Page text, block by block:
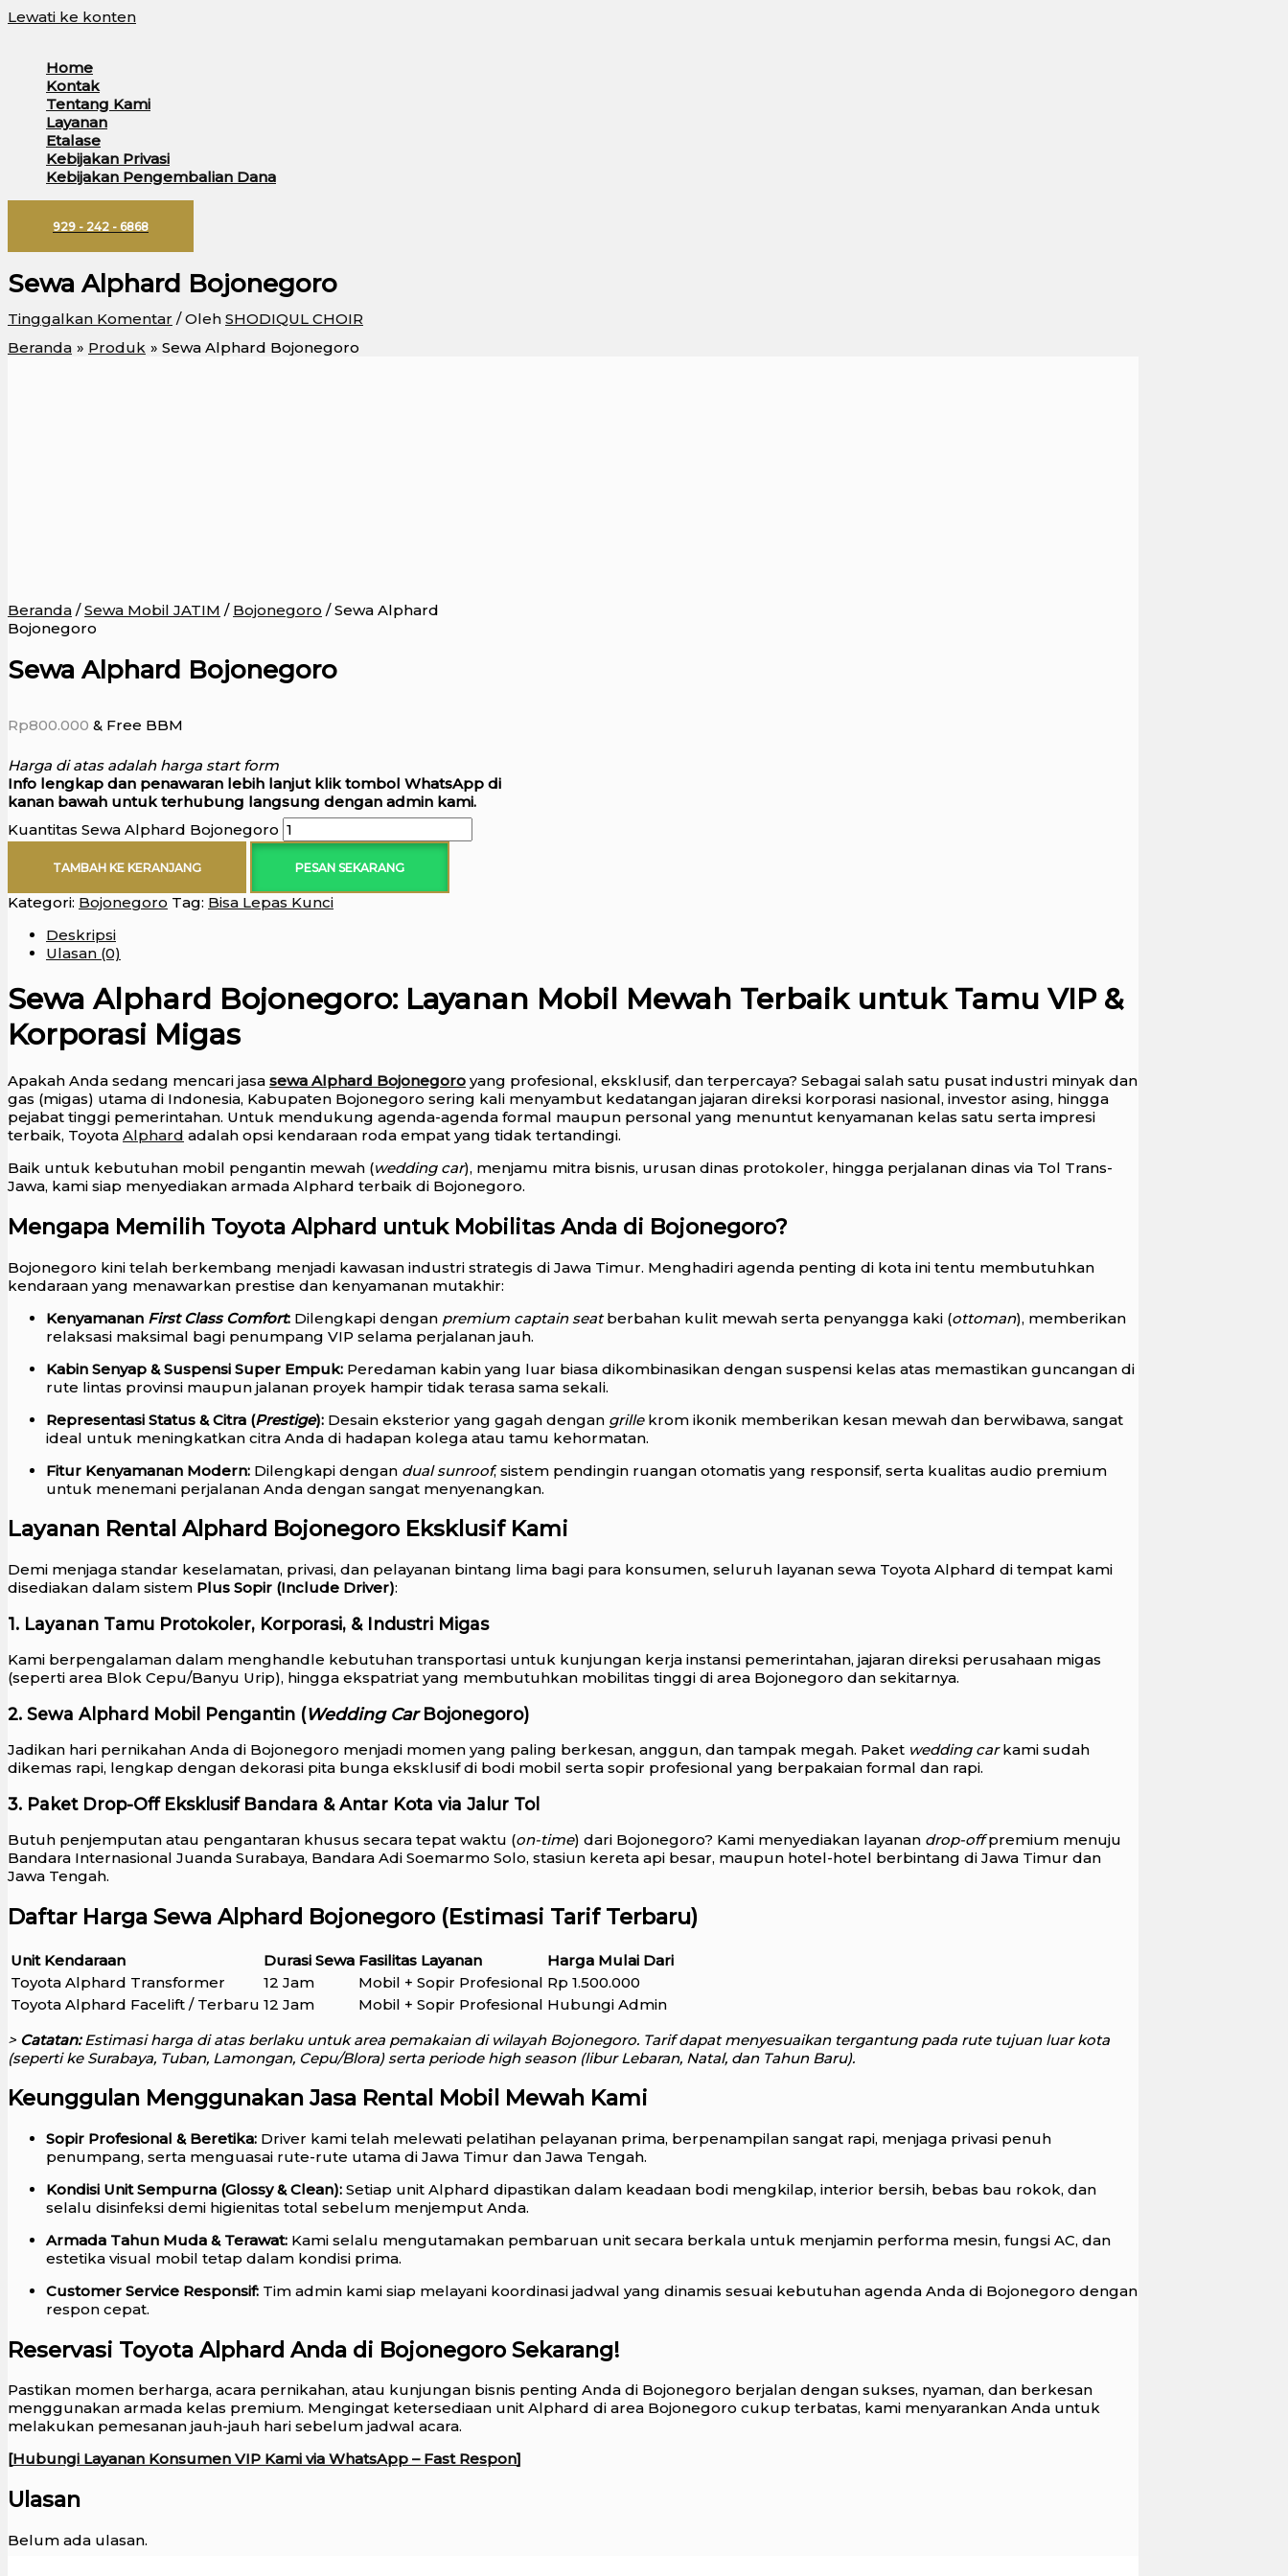
Lewati ke konten
Home
Kontak
Tentang Kami
Layanan
Etalase
Kebijakan Privasi
Kebijakan Pengembalian Dana
929 - 242 - 6868
Sewa Alphard Bojonegoro
Tinggalkan Komentar / Oleh SHODIQUL CHOIR
Beranda
Produk Sewa Alphard Bojonegoro
Beranda /Sewa Mobil JATIM / Bojonegoro / Sewa Alphard
Bojonegoro
Sewa Alphard Bojonegoro
Rp800.000 & Free BBM
Harga di atas adalah harga start form
Info lengkap dan penawaran lebih lanjut klik tombol WhatsApp di
kanan bawah untuk terhubung langsung dengan admin kami.
Kuantitas Sewa Alphard Bojonegoro
TAMBAH KE KERANJANG PESAN SEKARANG
Kategori: Bojonegoro Tag: Bisa Lepas Kunci
Deskripsi
Ulasan (0)
Sewa Alphard Bojonegoro: Layanan Mobil Mewah Terbaik untuk Tamu VIP &
Korporasi Migas
Apakah Anda sedang mencari jasa sewa Alphard Bojonegoro yang profesional, eksklusif, dan terpercaya? Sebagai salah satu pusat industri minyak dan
gas (migas) utama di Indonesia, Kabupaten Bojonegoro sering kali menyambut kedatangan jajaran direksi korporasi nasional, investor asing, hingga
pejabat tinggi pemerintahan. Untuk mendukung agenda-agenda formal maupun personal yang menuntut kenyamanan kelas satu serta impresi
terbaik, Toyota Alphard adalah opsi kendaraan roda empat yang tidak tertandingi.
Baik untuk kebutuhan mobil pengantin mewah (wedding car), menjamu mitra bisnis, urusan dinas protokoler, hingga perjalanan dinas via Tol Trans-
Jawa, kami siap menyediakan armada Alphard terbaik di Bojonegoro.
Mengapa Memilih Toyota Alphard untuk Mobilitas Anda di Bojonegoro?
Bojonegoro kini telah berkembang menjadi kawasan industri strategis di Jawa Timur. Menghadiri agenda penting di kota ini tentu membutuhkan
kendaraan yang menawarkan prestise dan kenyamanan mutakhir:
Kenyamanan First Class Comfort: Dilengkapi dengan premium captain seatberbahan kulit mewah serta penyangga kaki (ottoman), memberikan
relaksasi maksimal bagi penumpang VIP selama perjalanan jauh.
Kabin Senyap & Suspensi Super Empuk: Peredaman kabin yang luar biasa dikombinasikan dengan suspensi kelas atas memastikan guncangan di
rute lintas provinsi maupun jalanan proyek hampir tidak terasa sama sekali.
Representasi Status & Citra (Prestige): Desain eksterior yang gagah dengan grillekrom ikonik memberikan kesan mewah dan berwibawa, sangat
ideal untuk meningkatkan citra Anda di hadapan kolega atau tamu kehormatan.
Fitur Kenyamanan Modern: Dilengkapi dengan dual sunroof, sistem pendingin ruangan otomatis yang responsif, serta kualitas audio premium
untuk menemani perjalanan Anda dengan sangat menyenangkan.
Layanan Rental Alphard Bojonegoro Eksklusif Kami
Demi menjaga standar keselamatan, privasi, dan pelayanan bintang lima bagi para konsumen, seluruh layanan sewa Toyota Alphard di tempat kami
disediakan dalam sistem Plus Sopir (Include Driver):
1. Layanan Tamu Protokoler, Korporasi, & Industri Migas
Kami berpengalaman dalam menghandle kebutuhan transportasi untuk kunjungan kerja instansi pemerintahan, jajaran direksi perusahaan migas
(seperti area Blok Cepu/Banyu Urip), hingga ekspatriat yang membutuhkan mobilitas tinggi di area Bojonegoro dan sekitarnya.
2. Sewa Alphard Mobil Pengantin (Wedding CarBojonegoro)
Jadikan hari pernikahan Anda di Bojonegoro menjadi momen yang paling berkesan, anggun, dan tampak megah. Paket wedding carkami sudah
dikemas rapi, lengkap dengan dekorasi pita bunga eksklusif di bodi mobil serta sopir profesional yang berpakaian formal dan rapi.
3. Paket Drop-Off Eksklusif Bandara & Antar Kota via Jalur Tol
Butuh penjemputan atau pengantaran khusus secara tepat waktu (on-time) dari Bojonegoro? Kami menyediakan layanan drop-offpremium menuju
Bandara Internasional Juanda Surabaya, Bandara Adi Soemarmo Solo, stasiun kereta api besar, maupun hotel-hotel berbintang di Jawa Timur dan
Jawa Tengah.
Daftar Harga Sewa Alphard Bojonegoro (Estimasi Tarif Terbaru)
Unit Kendaraan Durasi Sewa Fasilitas Layanan
Harga Mulai Dari
Toyota Alphard Transformer
12 Jam Mobil + Sopir Profesional Rp 1.500.000
Toyota Alphard Facelift / Terbaru 12 Jam Mobil + Sopir Profesional Hubungi Admin
> Catatan:Estimasi harga di atas berlaku untuk area pemakaian di wilayah Bojonegoro. Tarif dapat menyesuaikan tergantung pada rute tujuan luar kota
(seperti ke Surabaya, Tuban, Lamongan, Cepu/Blora) serta periode high season (libur Lebaran, Natal, dan Tahun Baru).
Keunggulan Menggunakan Jasa Rental Mobil Mewah Kami
Sopir Profesional & Beretika: Driver kami telah melewati pelatihan pelayanan prima, berpenampilan sangat rapi, menjaga privasi penuh
penumpang, serta menguasai rute-rute utama di Jawa Timur dan Jawa Tengah.
Kondisi Unit Sempurna (Glossy & Clean): Setiap unit Alphard dipastikan dalam keadaan bodi mengkilap, interior bersih, bebas bau rokok, dan
selalu disinfeksi demi higienitas total sebelum menjemput Anda.
Armada Tahun Muda & Terawat: Kami selalu mengutamakan pembaruan unit secara berkala untuk menjamin performa mesin, fungsi AC, dan
estetika visual mobil tetap dalam kondisi prima.
Customer Service Responsif: Tim admin kami siap melayani koordinasi jadwal yang dinamis sesuai kebutuhan agenda Anda di Bojonegoro dengan
respon cepat.
Reservasi Toyota Alphard Anda di Bojonegoro Sekarang!
Pastikan momen berharga, acara pernikahan, atau kunjungan bisnis penting Anda di Bojonegoro berjalan dengan sukses, nyaman, dan berkesan
menggunakan armada kelas premium. Mengingat ketersediaan unit Alphard di area Bojonegoro cukup terbatas, kami menyarankan Anda untuk
melakukan pemesanan jauh-jauh hari sebelum jadwal acara.
[Hubungi Layanan Konsumen VIP Kami via WhatsApp – Fast Respon]
Ulasan
Belum ada ulasan.